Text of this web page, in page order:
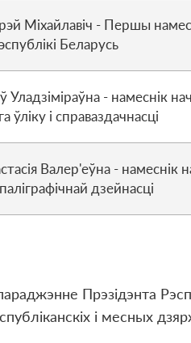
Міхайлавіч - Першы
Беларусь
- намеснік
ўліку і справаздачнасці
Валер'еўна - намеснік
дзейнасці
Прэзідэнта
і месных